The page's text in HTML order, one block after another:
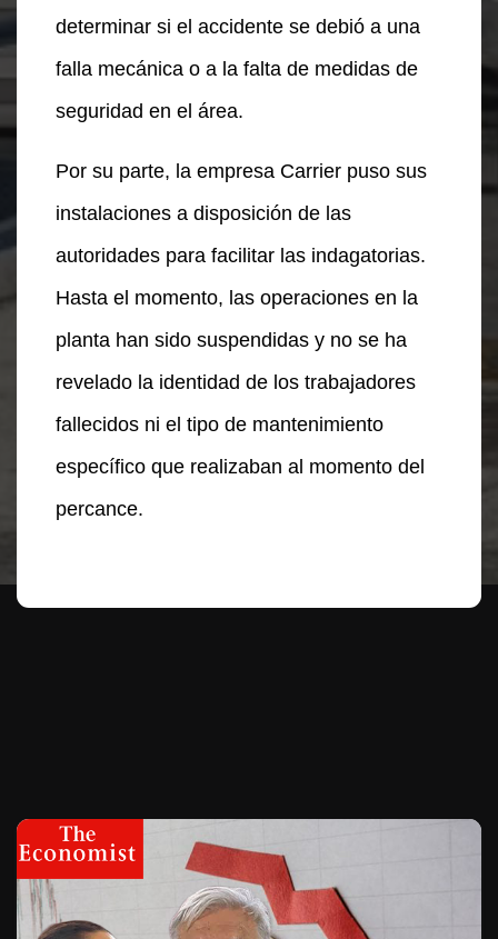
determinar si el accidente se debió a una
falla mecánica o a la falta de medidas de
seguridad en el área.
Por su parte, la empresa Carrier puso sus
instalaciones a disposición de las
autoridades para facilitar las indagatorias.
Hasta el momento, las operaciones en la
planta han sido suspendidas y no se ha
revelado la identidad de los trabajadores
fallecidos ni el tipo de mantenimiento
específico que realizaban al momento del
percance.